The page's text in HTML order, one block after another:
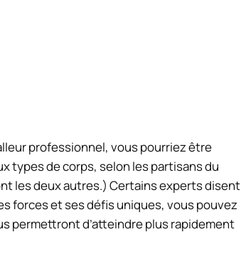
professionnel, vous pourriez être
types de corps, selon les partisans du
les deux autres.) Certains experts disent
forces et ses défis uniques, vous pouvez
permettront d’atteindre plus rapidement